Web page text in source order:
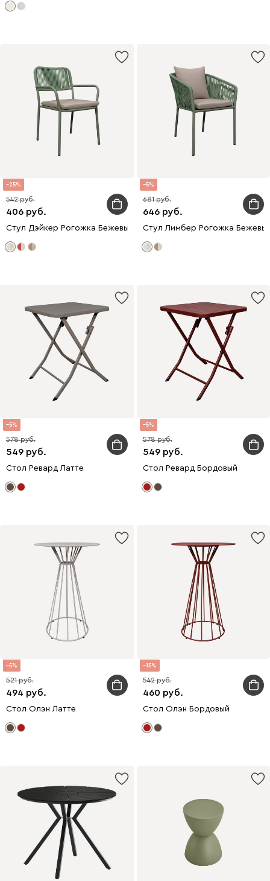
25
406
542
Стул Дэйкер Рогожка Бежевый/Зеленый
5
646
681
Стул Лимбер Рогожка
5
549
578
Стол Ревард Латте
5
549
578
Стол Ревард Бордовый
5
494
521
Стол Олэн Латте
15
460
542
Стол Олэн Бордовый